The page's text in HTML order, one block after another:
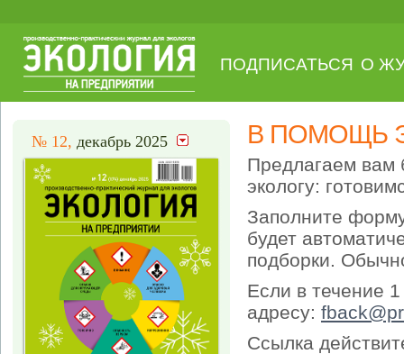
ПОДПИСАТЬСЯ О
№ 12, декабрь 2025 В ПОМОЩЬ
Предлагаем вам
экологу:
Заполните
будет
подборки.
Если в течение
адресу:
Ссылка